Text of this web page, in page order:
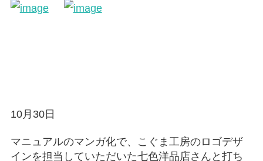
10月30日
マニュアルのマンガ化で、こぐま工房のロゴデザ
インを担当していただいた七色洋品店さんと打ち